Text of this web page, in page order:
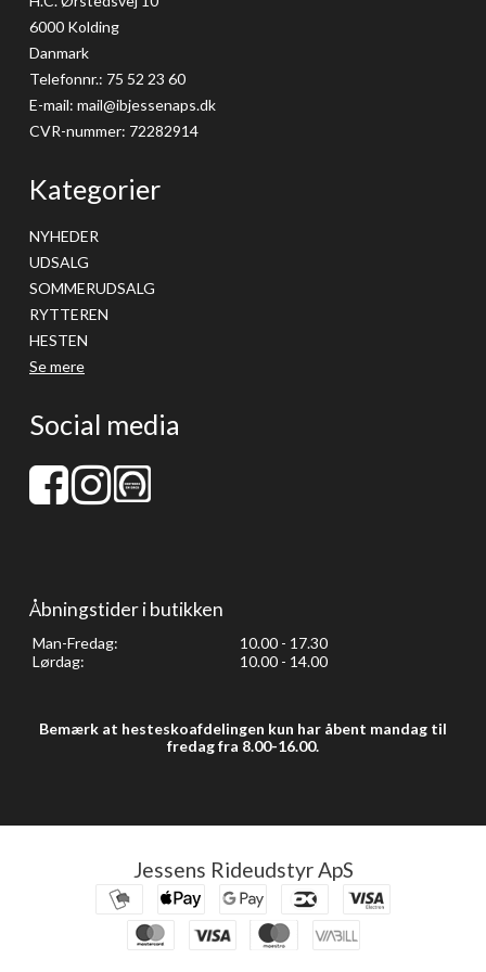
6000 Kolding
Danmark
Telefonnr.: 75 52 23 60
E-mail: mail@ibjessenaps.dk
CVR-nummer: 72282914
Kategorier
NYHEDER
UDSALG
SOMMERUDSALG
RYTTEREN
HESTEN
Se mere
Social media
Åbningstider i butikken
Man-Fredag:
10.00 - 17.30
Lørdag:
10.00 - 14.00
Bemærk at hesteskoafdelingen kun har åbent mandag til
fredag fra 8.00-16.00.
Jessens Rideudstyr ApS